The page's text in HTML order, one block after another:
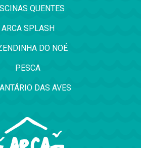
QUENTES
ARCA SPLASH
DO NOÉ
PESCA
DAS AVES